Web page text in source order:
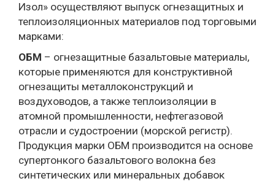
Изол» осуществляют выпуск огнезащитных и
теплоизоляционных материалов под торговыми
марками:
ОБМ – огнезащитные базальтовые материалы,
которые применяются для конструктивной
огнезащиты металлоконструкций и
воздуховодов, а также теплоизоляции в
атомной промышленности, нефтегазовой
отрасли и судостроении (морской регистр).
Продукция марки ОБМ производится на основе
супертонкого базальтового волокна без
синтетических или минеральных добавок